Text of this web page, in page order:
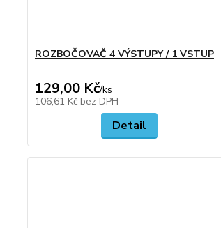
ROZBOČOVAČ 4 VÝSTUPY / 1 VSTUP
129,00 Kč/ks
106,61 Kč bez DPH
Detail